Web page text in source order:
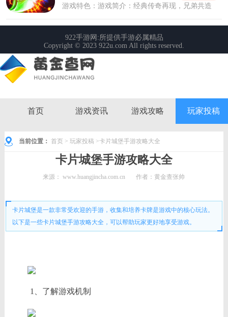
首页 游戏资讯 游戏攻略 玩家投稿
当前位置： 首页 > 玩家投稿 >卡片城堡手游攻略大全
卡片城堡手游攻略大全
来源：www.huangjincha.com.cn 作者：黄金查张帅
卡片城堡是一款非常受欢迎的手游，收集和培养卡牌是游戏中的核心玩法。
以下是一些卡片城堡手游攻略大全，可以帮助玩家更好地享受游戏。
1、了解游戏机制